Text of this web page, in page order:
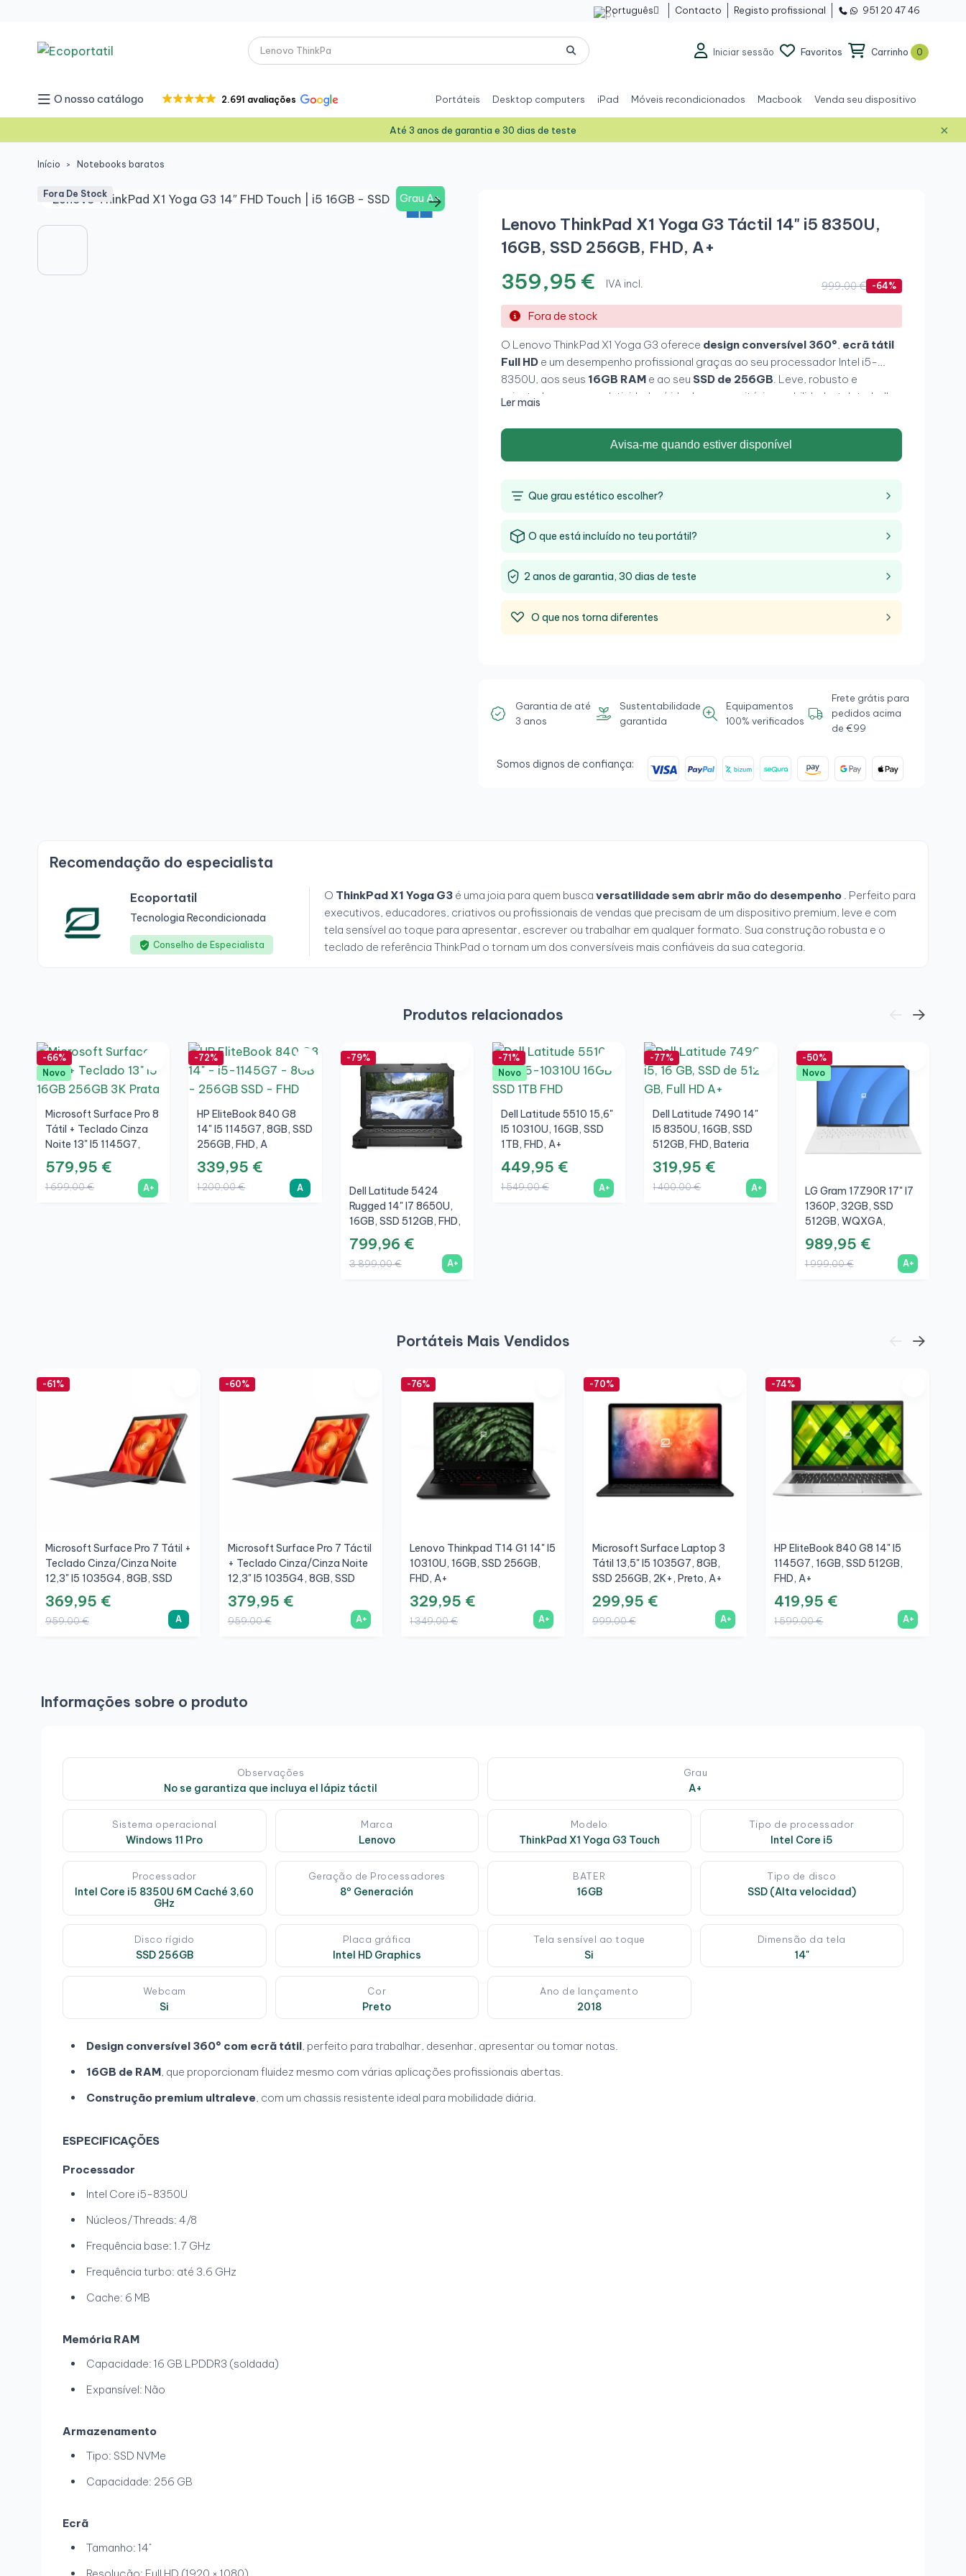
Português  Contacto Registo profissional 951 20 47 46
Iniciar sessão Favoritos Carrinho 0
O nosso catálogo 2.691 avaliações Portáteis Desktop computers iPad Móveis recondicionados Macbook Venda seu dispositivo
Até 3 anos de garantia e 30 dias de teste ×
Início Notebooks baratos
Grau A+
Fora De Stock
Lenovo ThinkPad X1 Yoga G3 Táctil 14" i5 8350U,
16GB, SSD 256GB, FHD, A+
359,95 € IVA incl. 999,00 € -64%
Fora de stock
O Lenovo ThinkPad X1 Yoga G3 oferece design conversível 360°, ecrã tátil
Full HDe um desempenho profissional graças ao seu processador Intel i5-
8350U, aos seus 16GB RAMe ao seu SSD de 256GB. Leve, robusto e
orientado para a produtividade, é ideal para escritório, mobilidade, teletrabalho
ThinkPad.
Ler mais
Avisa-me quando estiver disponível
Que grau estético escolher?
O que está incluído no teu portátil?
2 anos de garantia, 30 dias de teste
O que nos torna diferentes
Garantia de até
3 anos
Sustentabilidade
garantida
Equipamentos
100% verificados
Frete grátis para
pedidos acima
de €99
Somos dignos de confiança:
Recomendação do especialista
Ecoportatil
Tecnologia Recondicionada
Conselho de Especialista
O ThinkPad X1 Yoga G3é uma joia para quem busca versatilidade sem abrir mão do desempenho. Perfeito para
executivos, educadores, criativos ou profissionais de vendas que precisam de um dispositivo premium, leve e com
tela sensível ao toque para apresentar, escrever ou trabalhar em qualquer formato. Sua construção robusta e o
teclado de referência ThinkPad o tornam um dos conversíveis mais confiáveis da sua categoria.
Produtos relacionados
-66%
Novo
Microsoft Surface Pro 8
Tátil + Teclado Cinza
Noite 13" I5 1145G7,
16GB, SSD 256GB, 3K,
Prata, A+
579,95 €
1 699,00 € A+
-72%
HP EliteBook 840 G8
14" I5 1145G7, 8GB, SSD
256GB, FHD, A
339,95 €
1 200,00 € A
-79%
Dell Latitude 5424
Rugged 14" I7 8650U,
16GB, SSD 512GB, FHD,
AMD Radeon RX540
4GB, A+
799,96 €
3 899,00 € A+
-71%
Novo
Dell Latitude 5510 15,6"
I5 10310U, 16GB, SSD
1TB, FHD, A+
449,95 €
1 549,00 € A+
-77%
Dell Latitude 7490 14"
I5 8350U, 16GB, SSD
512GB, FHD, Bateria
Nova, A+
319,95 €
1 400,00 € A+
-50%
Novo
LG Gram 17Z90R 17" I7
1360P, 32GB, SSD
512GB, WQXGA,
Branco, A+
989,95 €
1 999,00 € A+
Portáteis Mais Vendidos
-61%
Microsoft Surface Pro 7 Tátil +
Teclado Cinza/Cinza Noite
12,3" I5 1035G4, 8GB, SSD
256GB, 3K, A
369,95 €
959,00 € A
-60%
Microsoft Surface Pro 7 Táctil
+ Teclado Cinza/Cinza Noite
12,3" I5 1035G4, 8GB, SSD
256GB, 3K, A+
379,95 €
959,00 € A+
-76%
Lenovo Thinkpad T14 G1 14" I5
10310U, 16GB, SSD 256GB,
FHD, A+
329,95 €
1 349,00 € A+
-70%
Microsoft Surface Laptop 3
Tátil 13,5" I5 1035G7, 8GB,
SSD 256GB, 2K+, Preto, A+
299,95 €
999,00 € A+
-74%
HP EliteBook 840 G8 14" I5
1145G7, 16GB, SSD 512GB,
FHD, A+
419,95 €
1 599,00 € A+
Informações sobre o produto
Observações
No se garantiza que incluya el lápiz táctil
Grau
A+
Sistema operacional
Windows 11 Pro
Marca
Lenovo
Modelo
ThinkPad X1 Yoga G3 Touch
Tipo de processador
Intel Core i5
Processador
Intel Core i5 8350U 6M Caché 3,60
GHz
Geração de Processadores
8º Generación
BATER
16GB
Tipo de disco
SSD (Alta velocidad)
Disco rígido
SSD 256GB
Placa gráfica
Intel HD Graphics
Tela sensível ao toque
Si
Dimensão da tela
14"
Webcam
Si
Cor
Preto
Ano de lançamento
2018
Design conversível 360° com ecrã tátil, perfeito para trabalhar, desenhar, apresentar ou tomar notas.
16GB de RAM, que proporcionam fluidez mesmo com várias aplicações profissionais abertas.
Construção premium ultraleve, com um chassis resistente ideal para mobilidade diária.
ESPECIFICAÇÕES
Processador
Intel Core i5-8350U
Núcleos/Threads: 4/8
Frequência base: 1.7 GHz
Frequência turbo: até 3.6 GHz
Cache: 6 MB
Memória RAM
Capacidade: 16 GB LPDDR3 (soldada)
Expansível: Não
Armazenamento
Tipo: SSD NVMe
Capacidade: 256 GB
Ecrã
Tamanho: 14"